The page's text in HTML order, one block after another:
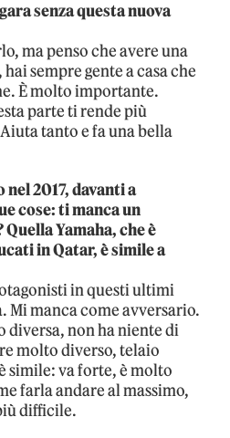
senza questa nuova
ma penso che avere una
sempre gente a casa che
È molto importante.
parte ti rende più
tanto e fa una bella
2017, davanti a
cose: ti manca un
Yamaha, che è
in Qatar, è simile a
in questi ultimi
Mi manca come avversario.
diversa, non ha niente di
molto diverso, telaio
va forte, è molto
farla andare al massimo,
difficile.